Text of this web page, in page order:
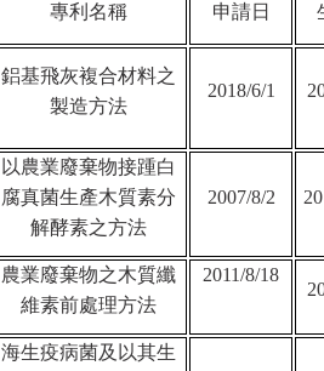
專利名稱 申請日
鋁基飛灰複合材料之
製造方法
2018/6/1
以農業廢棄物接踵白
腐真菌生產木質素分
解酵素之方法
2007/8/2
農業廢棄物之木質纖
維素前處理方法
2011/8/18
海生疫病菌及以其生